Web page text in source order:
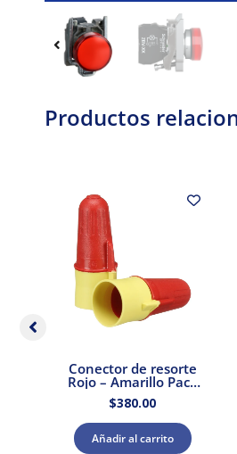
Productos
Conector de resorte
Rojo – Amarillo Pack
100 pzs. 3M
$380.00
Añadir al carrito